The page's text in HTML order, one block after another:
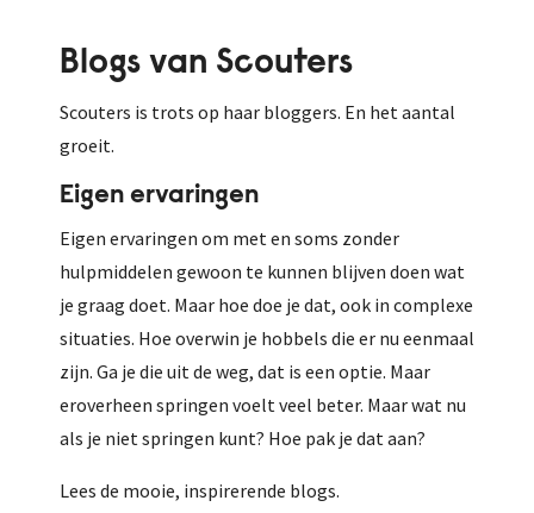
Blogs van Scouters
Scouters is trots op haar bloggers. En het aantal
groeit.
Eigen ervaringen
Eigen ervaringen om met en soms zonder
hulpmiddelen gewoon te kunnen blijven doen wat
je graag doet. Maar hoe doe je dat, ook in complexe
situaties. Hoe overwin je hobbels die er nu eenmaal
zijn. Ga je die uit de weg, dat is een optie. Maar
eroverheen springen voelt veel beter. Maar wat nu
als je niet springen kunt? Hoe pak je dat aan?
Lees de mooie, inspirerende blogs.